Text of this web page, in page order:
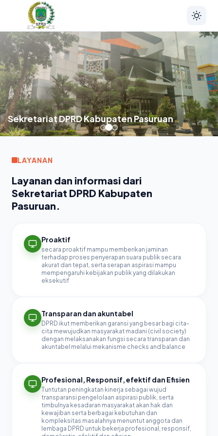
Sekretariat DPRD Kabupaten Pasuruan
LAYANAN
Layanan dan informasi dari
Sekretariat DPRD Kabupaten
Pasuruan.
Proaktif
secara proaktif mampu memberikan jaminan
terhadap proses penyerapan suara publik secara
akurat dan tepat, serta serapan aspirasi mampu
mempengaruhi kebijakan publik yang dilakukan
eksekutif
Transparan dan akuntabel
DPRD ikut memberikan garansi yang besar bagi cita-
cita mewujudkan masyarakat madani (civil society)
dengan melaksanakan fungsi secara transparan dan
akuntabel melalui mekanisme checks and balance
Profesional, Responsif, efektif dan Efisien
Tuntutan peningkatan kinerja sebagai wujud
transparansi pengelolaan aspirasi publik, serta
timbulnya kesadaran masyarakat akan hak dan
kewajiban serta berbagai kebutuhan dan
kompleksitas masalahnya menuntut anggota dan
lembaga DPRD untuk bekerja profesional, responsif,